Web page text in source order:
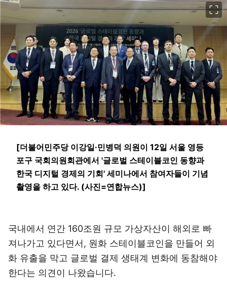
[더불어민주당 이강일·민병덕 의원이 12일 서울 영등
포구 국회의원회관에서 '글로벌 스테이블코인 동향과
한국 디지털 경제의 기회' 세미나에서 참여자들이 기념
촬영을 하고 있다. (사진=연합뉴스)]
국내에서 연간 160조원 규모 가상자산이 해외로 빠
져나가고 있다면서, 원화 스테이블코인을 만들어 외
화 유출을 막고 글로벌 결제 생태계 변화에 동참해야
한다는 의견이 나왔습니다.